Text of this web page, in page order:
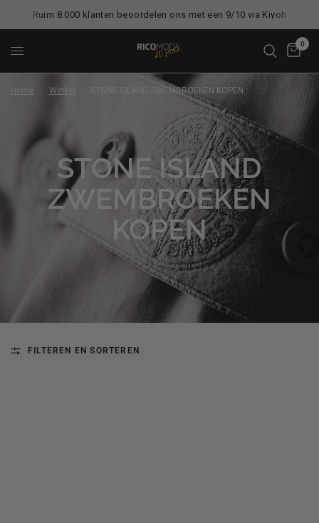
Ruim 8.000 klanten beoordelen ons met een 9/10 via Kiyoh
0
Home Winkel STONE ISLAND ZWEMBROEKEN KOPEN
STONE ISLAND
ZWEMBROEKEN
KOPEN
FILTEREN EN SORTEREN